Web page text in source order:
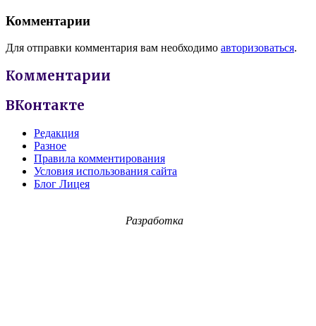
Комментарии
Для отправки комментария вам необходимо авторизоваться.
Комментарии
ВКонтакте
Редакция
Разное
Правила комментирования
Условия использования сайта
Блог Лицея
Разработка